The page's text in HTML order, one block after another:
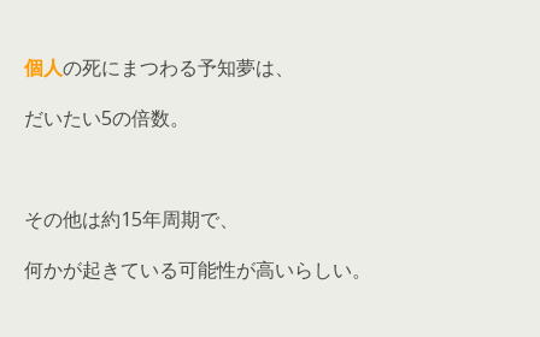
個人の死にまつわる予知夢は、
だいたい5の倍数。
その他は約15年周期で、
何かが起きている可能性が高いらしい。